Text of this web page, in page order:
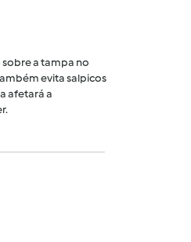
a tampa no
evita salpicos
afetará a